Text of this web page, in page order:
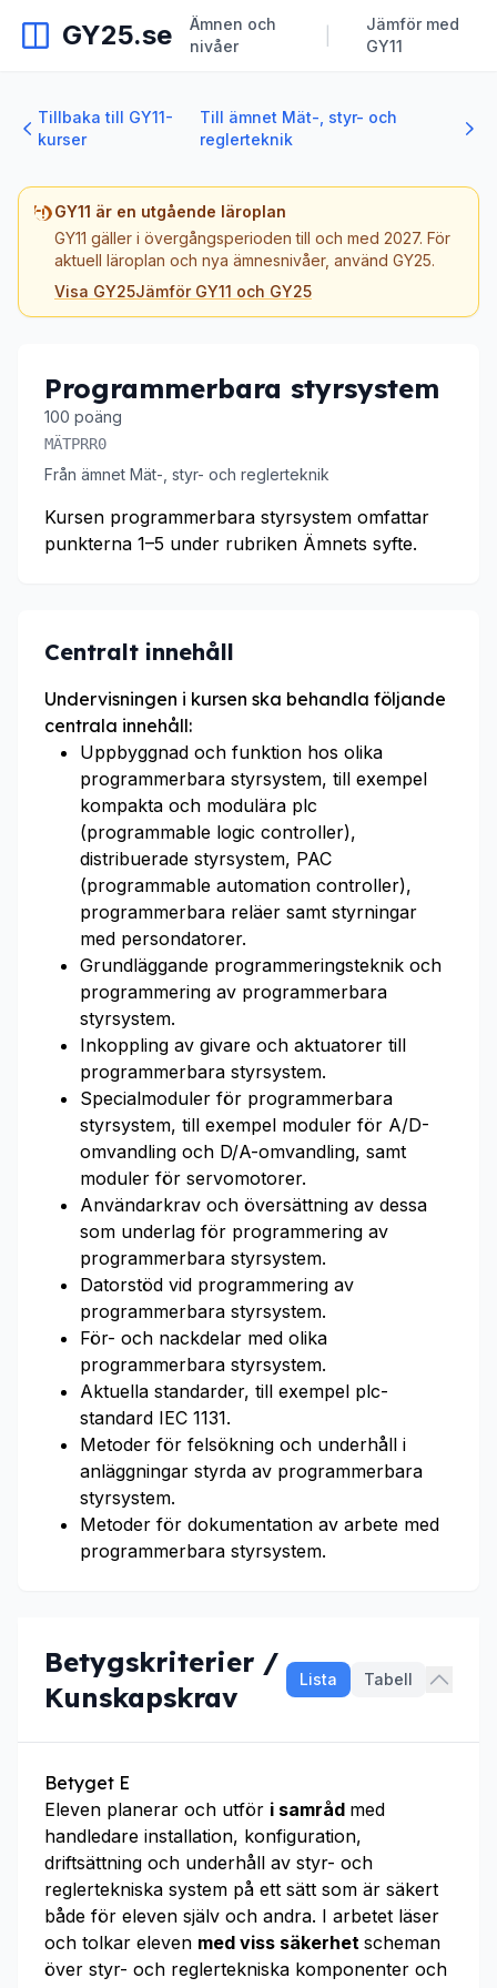
GY25.se
Ämnen och
nivåer
Jämför med
GY11
Tillbaka till GY11-
kurser
Till ämnet Mät-, styr- och
reglerteknik
GY11 är en utgående läroplan
GY11 gäller i övergångsperioden till och med 2027. För
aktuell läroplan och nya ämnesnivåer, använd GY25.
Visa GY25Jämför GY11 och GY25
Programmerbara styrsystem
100 poäng
MÄTPRR0
Från ämnet Mät-, styr- och reglerteknik
Kursen programmerbara styrsystem omfattar
punkterna 1–5 under rubriken Ämnets syfte.
Centralt innehåll
Undervisningen i kursen ska behandla följande
centrala innehåll:
Uppbyggnad och funktion hos olika
programmerbara styrsystem, till exempel
kompakta och modulära plc
(programmable logic controller),
distribuerade styrsystem, PAC
(programmable automation controller),
programmerbara reläer samt styrningar
med persondatorer.
Grundläggande programmeringsteknik och
programmering av programmerbara
styrsystem.
Inkoppling av givare och aktuatorer till
programmerbara styrsystem.
Specialmoduler för programmerbara
styrsystem, till exempel moduler för A/D-
omvandling och D/A-omvandling, samt
moduler för servomotorer.
Användarkrav och översättning av dessa
som underlag för programmering av
programmerbara styrsystem.
Datorstöd vid programmering av
programmerbara styrsystem.
För- och nackdelar med olika
programmerbara styrsystem.
Aktuella standarder, till exempel plc-
standard IEC 1131.
Metoder för felsökning och underhåll i
anläggningar styrda av programmerbara
styrsystem.
Metoder för dokumentation av arbete med
programmerbara styrsystem.
Betygskriterier /
Kunskapskrav
Lista Tabell
Betyget E
Eleven planerar och utför i samråd med
handledare installation, konfiguration,
driftsättning och underhåll av styr- och
reglertekniska system på ett sätt som är säkert
både för eleven själv och andra. I arbetet läser
och tolkar eleven med viss säkerhet scheman
över styr- och reglertekniska komponenter och